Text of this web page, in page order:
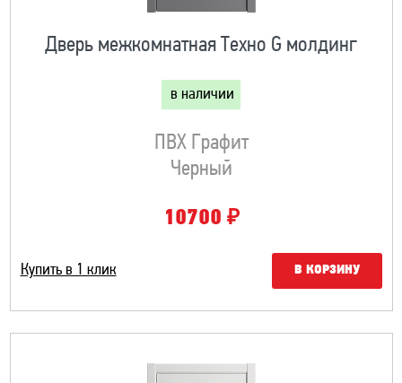
Дверь межкомнатная Техно G молдинг
в наличии
ПВХ Графит
Черный
10700 ₽
Купить в 1 клик В КОРЗИНУ